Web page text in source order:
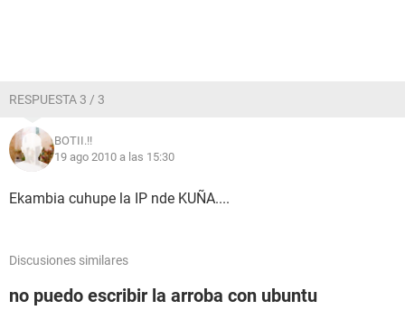
RESPUESTA 3 / 3
BOTII.!!
19 ago 2010 a las 15:30
Ekambia cuhupe la IP nde KUÑA....
Discusiones similares
no puedo escribir la arroba con ubuntu